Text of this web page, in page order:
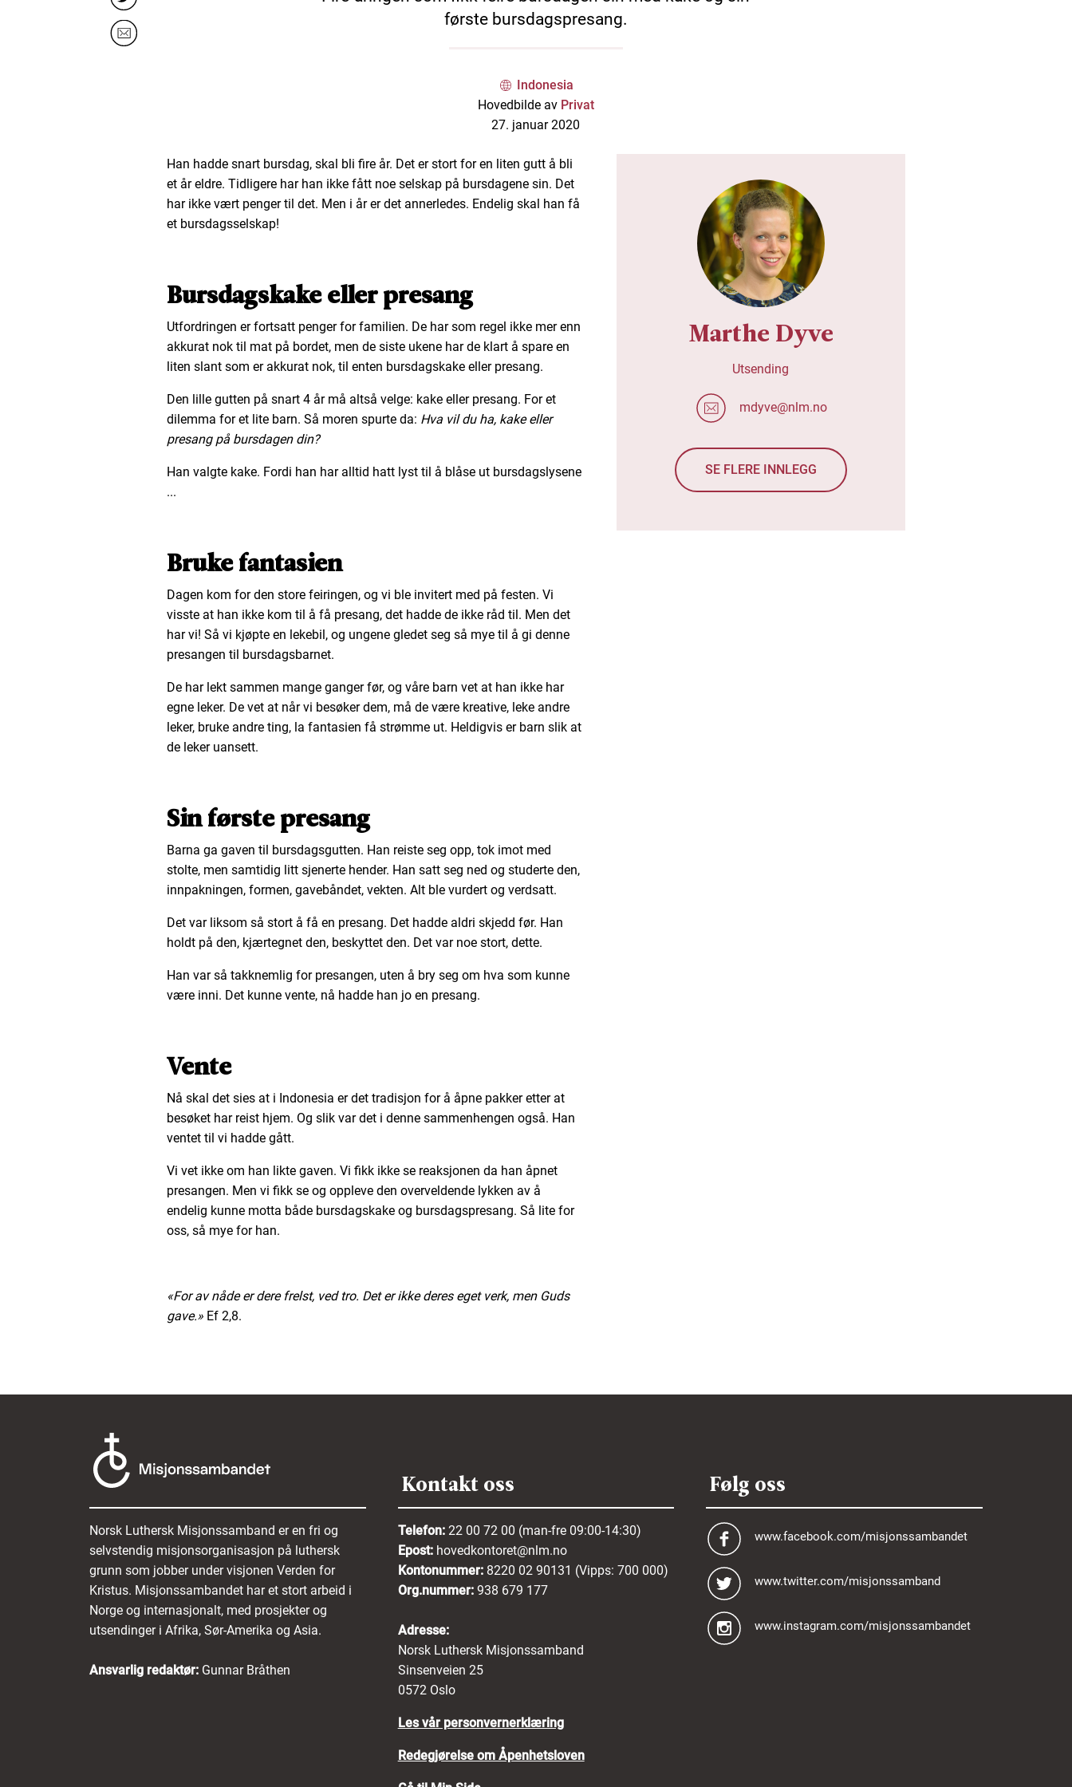
første bursdagspresang.
Indonesia
Hovedbilde av Privat
27. januar 2020
Han hadde snart bursdag, skal bli fire år. Det er stort for en liten gutt å bli
et år eldre. Tidligere har han ikke fått noe selskap på bursdagene sin. Det
har ikke vært penger til det. Men i år er det annerledes. Endelig skal han få
et bursdagsselskap!
Bursdagskake eller presang
Utfordringen er fortsatt penger for familien. De har som regel ikke mer enn
akkurat nok til mat på bordet, men de siste ukene har de klart å spare en
liten slant som er akkurat nok, til enten bursdagskake eller presang.
Den lille gutten på snart 4 år må altså velge: kake eller presang. For et
dilemma for et lite barn. Så moren spurte da: Hva vil du ha, kake eller
presang på bursdagen din?
Han valgte kake. Fordi han har alltid hatt lyst til å blåse ut bursdagslysene
...
Bruke fantasien
Dagen kom for den store feiringen, og vi ble invitert med på festen. Vi
visste at han ikke kom til å få presang, det hadde de ikke råd til. Men det
har vi! Så vi kjøpte en lekebil, og ungene gledet seg så mye til å gi denne
presangen til bursdagsbarnet.
De har lekt sammen mange ganger før, og våre barn vet at han ikke har
egne leker. De vet at når vi besøker dem, må de være kreative, leke andre
leker, bruke andre ting, la fantasien få strømme ut. Heldigvis er barn slik at
de leker uansett.
Sin første presang
Barna ga gaven til bursdagsgutten. Han reiste seg opp, tok imot med
stolte, men samtidig litt sjenerte hender. Han satt seg ned og studerte den,
innpakningen, formen, gavebåndet, vekten. Alt ble vurdert og verdsatt.
Det var liksom så stort å få en presang. Det hadde aldri skjedd før. Han
holdt på den, kjærtegnet den, beskyttet den. Det var noe stort, dette.
Han var så takknemlig for presangen, uten å bry seg om hva som kunne
være inni. Det kunne vente, nå hadde han jo en presang.
Vente
Nå skal det sies at i Indonesia er det tradisjon for å åpne pakker etter at
besøket har reist hjem. Og slik var det i denne sammenhengen også. Han
ventet til vi hadde gått.
Vi vet ikke om han likte gaven. Vi fikk ikke se reaksjonen da han åpnet
presangen. Men vi fikk se og oppleve den overveldende lykken av å
endelig kunne motta både bursdagskake og bursdagspresang. Så lite for
oss, så mye for han.
«For av nåde er dere frelst, ved tro. Det er ikke deres eget verk, men Guds
gave.»Ef 2,8.
Marthe Dyve
Utsending
mdyve@nlm.no
SE FLERE INNLEGG
Norsk Luthersk Misjonssamband er en fri og
selvstendig misjonsorganisasjon på luthersk
grunn som jobber under visjonen Verden for
Kristus. Misjonssambandet har et stort arbeid i
Norge og internasjonalt, med prosjekter og
utsendinger i Afrika, Sør-Amerika og Asia.
Ansvarlig redaktør: Gunnar Bråthen
Kontakt oss
Telefon: 22 00 72 00 (man-fre 09:00-14:30)
Epost: hovedkontoret@nlm.no
Kontonummer: 8220 02 90131 (Vipps: 700 000)
Org.nummer: 938 679 177
Adresse:
Norsk Luthersk Misjonssamband
Sinsenveien 25
0572 Oslo
Les vår personvernerklæring
Redegjørelse om Åpenhetsloven
Følg oss
www.facebook.com/misjonssambandet
www.twitter.com/misjonssamband
www.instagram.com/misjonssambandet